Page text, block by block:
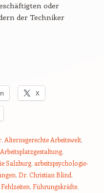
oder
der Techniker
X
, Alternsgerechte Arbeitswelt,
Arbeitsplatzgestaltung,
Salzburg, arbeitspsychologie-
, Dr. Christian Blind,
Fehlzeiten, Führungskräfte,